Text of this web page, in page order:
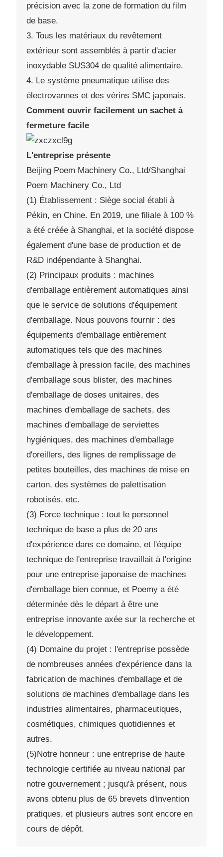
précision avec la zone de formation du film
de base.
3. Tous les matériaux du revêtement
extérieur sont assemblés à partir d'acier
inoxydable SUS304 de qualité alimentaire.
4. Le système pneumatique utilise des
électrovannes et des vérins SMC japonais.
Comment ouvrir facilement un sachet à
fermeture facile
L'entreprise présente
Beijing Poem Machinery Co., Ltd/Shanghai
Poem Machinery Co., Ltd
(1) Établissement : Siège social établi à
Pékin, en Chine. En 2019, une filiale à 100 %
a été créée à Shanghai, et la société dispose
également d'une base de production et de
R&D indépendante à Shanghai.
(2) Principaux produits : machines
d'emballage entièrement automatiques ainsi
que le service de solutions d'équipement
d'emballage. Nous pouvons fournir : des
équipements d'emballage entièrement
automatiques tels que des machines
d'emballage à pression facile, des machines
d'emballage sous blister, des machines
d'emballage de doses unitaires, des
machines d'emballage de sachets, des
machines d'emballage de serviettes
hygiéniques, des machines d'emballage
d'oreillers, des lignes de remplissage de
petites bouteilles, des machines de mise en
carton, des systèmes de palettisation
robotisés, etc.
(3) Force technique : tout le personnel
technique de base a plus de 20 ans
d'expérience dans ce domaine, et l'équipe
technique de l'entreprise travaillait à l'origine
pour une entreprise japonaise de machines
d'emballage bien connue, et Poemy a été
déterminée dès le départ à être une
entreprise innovante axée sur la recherche et
le développement.
(4) Domaine du projet : l'entreprise possède
de nombreuses années d'expérience dans la
fabrication de machines d'emballage et de
solutions de machines d'emballage dans les
industries alimentaires, pharmaceutiques,
cosmétiques, chimiques quotidiennes et
autres.
(5)Notre honneur : une entreprise de haute
technologie certifiée au niveau national par
notre gouvernement ; jusqu'à présent, nous
avons obtenu plus de 65 brevets d'invention
pratiques, et plusieurs autres sont encore en
cours de dépôt.